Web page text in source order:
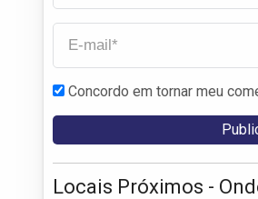
Concordo em tornar meu
Locais Próximos -